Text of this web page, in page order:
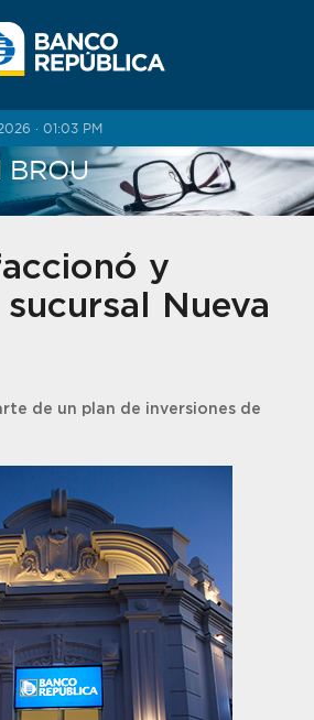
· 01:03 PM
y
Nueva
de un plan de inversiones de